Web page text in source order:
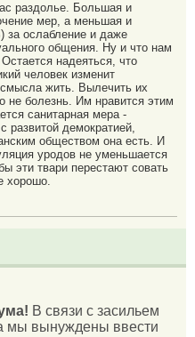
раздолье. Большая и
мер, а меньшая и
за ослабление и даже
общения. Ну и что нам
надеяться, что
человек изменит
жить. Вылечить их
не болезнь. Им нравится этим
санитарная мера -
развитой демократией,
обществом она есть. И
уродов не уменьшается
эти твари перестают совать
хорошо.
В связи с засильем
мы вынуждены ввести